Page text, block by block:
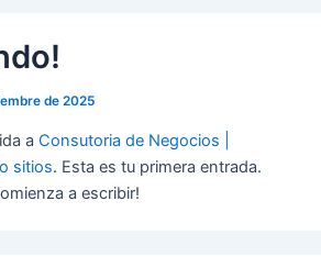
de 2025
a Consutoria de Negocios |
sitios. Esta es tu primera entrada.
a escribir!